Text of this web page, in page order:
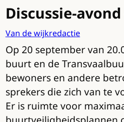
Discussie-
Van de wijkredactie
Op 20 september van
buurt en de
bewoners en andere
sprekers die zich van te
Er is ruimte voor